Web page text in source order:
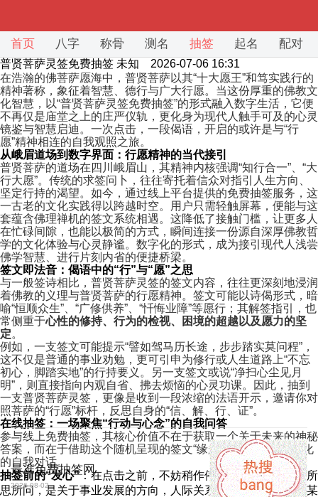
首页 八字 称骨 测名 抽签 起名 配对
普贤菩萨灵签免费抽签 未知 2026-07-06 16:31
在浩瀚的佛菩萨愿海中，普贤菩萨以其“十大愿王”和笃实践行的
精神著称，象征着智慧、德行与广大行愿。当这份厚重的佛教文
化智慧，以“普贤菩萨灵签免费抽签”的形式融入数字生活，它便
不再仅是庙堂之上的庄严仪轨，更化身为现代人触手可及的心灵
镜鉴与智慧启迪。一次点击，一段偈语，开启的或许是与“行
愿”精神相连的自我观照之旅。
从峨眉道场到数字界面：行愿精神的当代接引
普贤菩萨的道场在四川峨眉山，其精神内核强调“知行合一”、“大
行大愿”。传统的求签问卜，往往寄托着信众对指引人生方向、
坚定行持的渴望。如今，通过线上平台提供的免费抽签服务，这
一古老的文化实践得以跨越时空。用户只需轻触屏幕，便能与这
套蕴含佛理禅机的签文系统相遇。这降低了接触门槛，让更多人
在忙碌间隙，也能以极简的方式，瞬间连接一份源自深厚佛教哲
学的文化体验与心灵静谧。数字化的形式，成为接引现代人浅尝
佛学智慧、进行片刻内省的便捷桥梁。
签文即法音：偈语中的“行”与“愿”之思
与一般签诗相比，普贤菩萨灵签的签文内容，往往更深刻地浸润
着佛教的义理与普贤菩萨的行愿精神。签文可能以诗偈形式，暗
喻“恒顺众生”、“广修供养”、“忏悔业障”等愿行；其解签指引，也
常侧重于心性的修持、行为的检视、困境的超越以及愿力的坚
定。
例如，一支签文可能提示“譬如驾马历长途，步步踏实莫问程”，
这不仅是普通的事业劝勉，更可引申为修行或人生道路上“不忘
初心，脚踏实地”的行持要义。另一支签文或说“净扫心尘见月
明”，则直接指向内观自省、拂去烦恼的心灵功课。因此，抽到
一支普贤菩萨灵签，更像是收到一段浓缩的法语开示，邀请你对
照菩萨的“行愿”标杆，反思自身的“信、解、行、证”。
在线抽签：一场聚焦“行动与心念”的自我问答
参与线上免费抽签，其核心价值不在于获取一个关于未来的神秘
答案，而在于借助这个随机呈现的签文“缘起”，进行一次结构化
的自我对话。
抽签前的“发心”：在点击之前，不妨稍作停顿，澄清内心。你所
思所问，是关于事业发展的方向，人际关系的调和，还是克服某
最准免费抽签网
2026-08-02